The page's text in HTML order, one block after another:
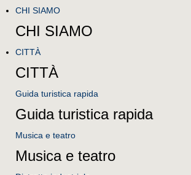
CHI SIAMO
CHI SIAMO
CITTÀ
CITTÀ
Guida turistica rapida
Guida turistica rapida
Musica e teatro
Musica e teatro